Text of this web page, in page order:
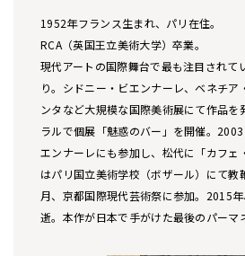
1952年フランス生まれ、パリ在住。
RCA（英国王立美術大学）卒業。
現代アートの国際舞台で最も注目されて
り。シドニー・ビエンナーレ、ベネチア
ンタなど大規模な国際美術展にて作品を
ラルで個展「魅惑のバー」を開催。
エンナーレにも参加し、松代に「カフェ
はパリ国立美術学校（ボザール）にて教
月、京都国際現代芸術祭に参加。2015
逝。本作が日本で手がけた最後のパーマ